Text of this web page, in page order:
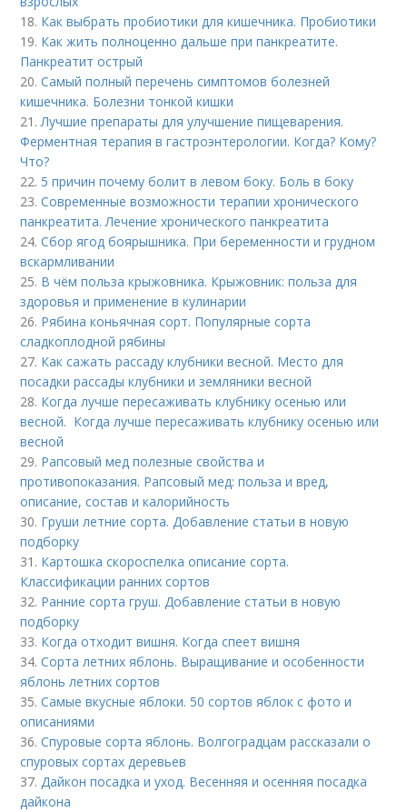
18. Как выбрать пробиотики для кишечника. Пробиотики
19. Как жить полноценно дальше при панкреатите.
Панкреатит острый
20.Самый полный перечень симптомов болезней
кишечника. Болезни тонкой кишки
21.Лучшие препараты для улучшение пищеварения.
Ферментная терапия в гастроэнтерологии. Когда? Кому?
Что?
22. 5 причин почему болит в левом боку. Боль в боку
23.Современные возможности терапии хронического
панкреатита. Лечение хронического панкреатита
24.Сбор ягод боярышника. При беременности и грудном
вскармливании
25. В чём польза крыжовника. Крыжовник: польза для
здоровья и применение в кулинарии
26. Рябина коньячная сорт. Популярные сорта
сладкоплодной рябины
27. Как сажать рассаду клубники весной. Место для
посадки рассады клубники и земляники весной
28. Когда лучше пересаживать клубнику осенью или
весной. Когда лучше пересаживать клубнику осенью или
весной
29. Рапсовый мед полезные свойства и
противопоказания. Рапсовый мед: польза и вред,
описание, состав и калорийность
30. Груши летние сорта. Добавление статьи в новую
подборку
31. Картошка скороспелка описание сорта.
Классификации ранних сортов
32. Ранние сорта груш. Добавление статьи в новую
подборку
33. Когда отходит вишня. Когда спеет вишня
34.Сорта летних яблонь. Выращивание и особенности
яблонь летних сортов
35.Самые вкусные яблоки. 50 сортов яблок с фото и
описаниями
36.Спуровые сорта яблонь. Волгоградцам рассказали о
спуровых сортах деревьев
37.Дайкон посадка и уход. Весенняя и осенняя посадка
дайкона